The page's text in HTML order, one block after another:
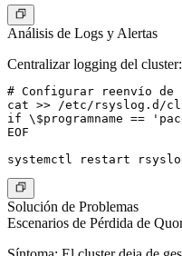
Análisis de Logs y Alertas
Centralizar logging del cluster:
# Configurar reenvío de
cat >> /etc/rsyslog.d/
if \$programname ==
EOF
Solución de Problemas
Escenarios de Pérdida de